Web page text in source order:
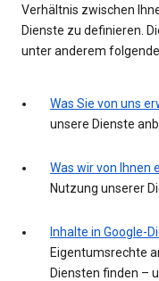
Verhältnis zwischen
Dienste zu definieren.
unter anderem
Was Sie von uns
unsere Dienste
Was wir von Ihnen
Nutzung unserer
Inhalte in Google-
Eigentumsrechte
Diensten finden –